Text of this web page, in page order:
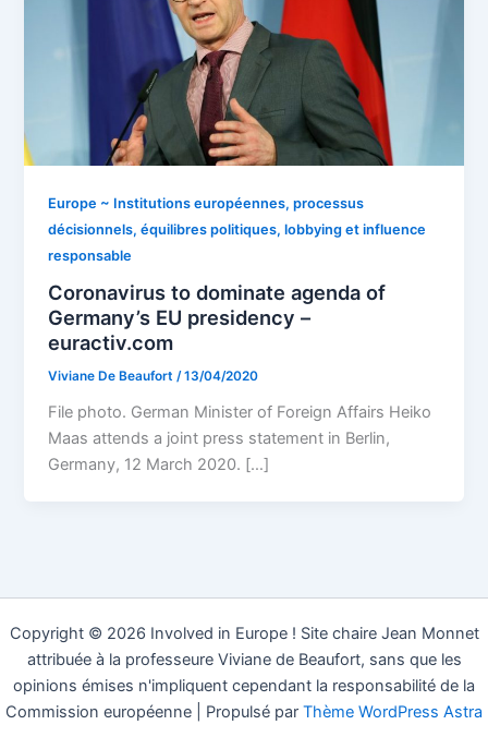
Europe ~ Institutions européennes, processus
décisionnels, équilibres politiques, lobbying et influence
responsable
Coronavirus to dominate agenda of
Germany’s EU presidency –
euractiv.com
Viviane De Beaufort/13/04/2020
File photo. German Minister of Foreign Affairs Heiko
Maas attends a joint press statement in Berlin,
Germany, 12 March 2020. […]
Copyright © 2026 Involved in Europe ! Site chaire Jean Monnet
attribuée à la professeure Viviane de Beaufort, sans que les
opinions émises n'impliquent cependant la responsabilité de la
Commission européenne | Propulsé par Thème WordPress Astra